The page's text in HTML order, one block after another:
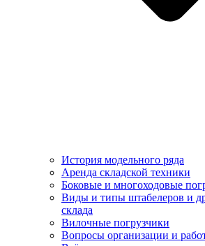
История модельного ряда
Аренда складской техники
Боковые и многоходовые
Виды и типы штабелеров и
склада
Вилочные погрузчики
Вопросы организации и